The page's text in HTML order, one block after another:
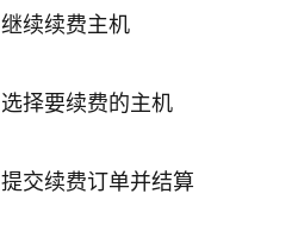
继续续费主机
选择要续费的主机
提交续费订单并结算